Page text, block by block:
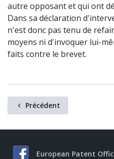
autre opposant et qui ont
Dans sa déclaration
n'est donc pas tenu de
moyens ni d'invoquer lui-
faits contre le brevet.
Précédent
European Patent